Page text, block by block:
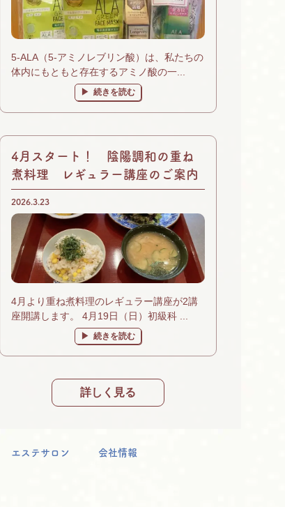
5-ALA（5-アミノレブリン酸）は、私たちの
体内にもともと存在するアミノ酸の一...
続きを読む
4月スタート！ 陰陽調和の重ね
煮料理 レギュラー講座のご案内
2026.3.23
4月より重ね煮料理のレギュラー講座が2講
座開講します。 4月19日（日）初級科 ...
続きを読む
詳しく見る
エステサロン 会社情報